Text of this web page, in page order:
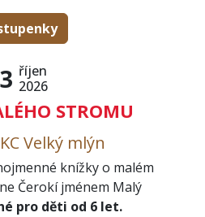
3 říjen
2026
STROMU
Velký mlýn
knížky o malém
Čerokí jménem Malý
pro děti od 6 let.